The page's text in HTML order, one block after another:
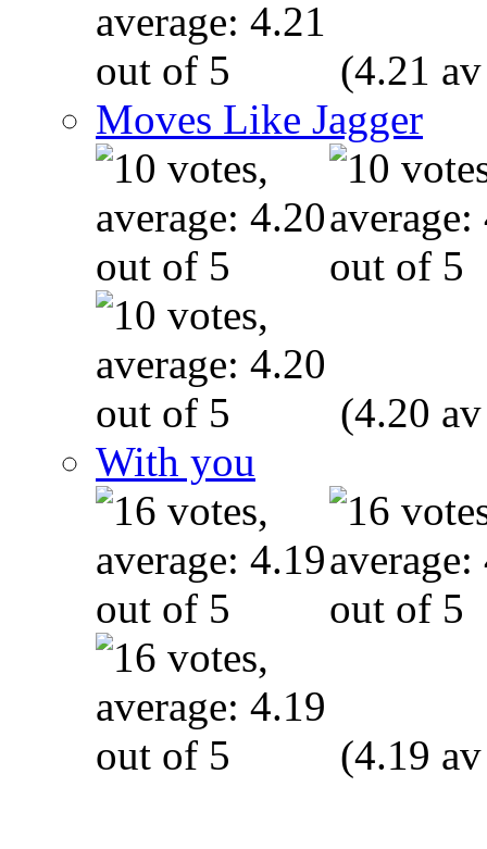
(4.21
Moves Like Jagger
(4.20
With you
(4.19